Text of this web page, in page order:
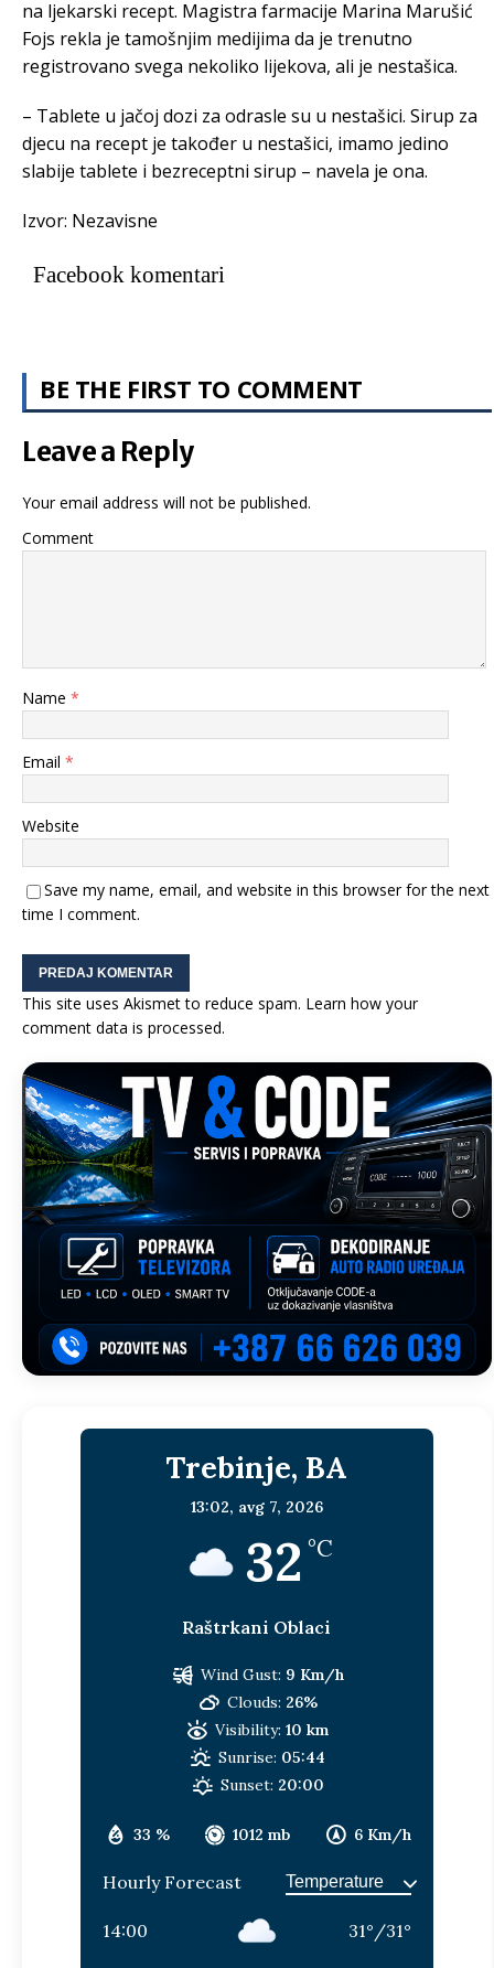
na ljekarski recept. Magistra farmacije Marina Marušić
Fojs rekla je tamošnjim medijima da je trenutno
registrovano svega nekoliko lijekova, ali je nestašica.
– Tablete u jačoj dozi za odrasle su u nestašici. Sirup za
djecu na recept je također u nestašici, imamo jedino
slabije tablete i bezreceptni sirup – navela je ona.
Izvor: Nezavisne
Facebook komentari
BE THE FIRST TO COMMENT
Leave a Reply
Your email address will not be published.
Comment
Name *
Email *
Website
Save my name, email, and website in this browser for the next
time I comment.
This site uses Akismet to reduce spam. Learn how your
comment data is processed.
Trebinje, BA
13:02, avg 7, 2026
32 °C
Raštrkani Oblaci
33 % 1012 mb 6 Km/h
Wind Gust: 9 Km/h
Clouds: 26%
Visibility: 10 km
Sunrise: 05:44
Sunset: 20:00
Hourly Forecast
14:00 31° /31°